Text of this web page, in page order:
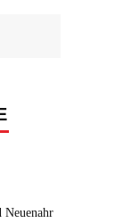
Neuenahr